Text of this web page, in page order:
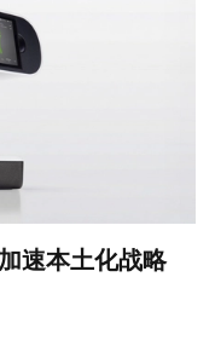
速本土化战略